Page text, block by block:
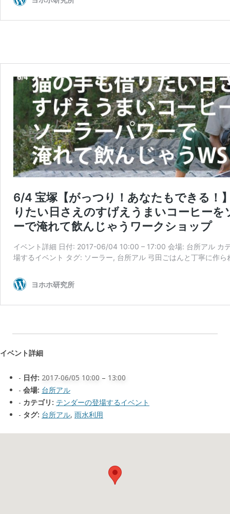
イベント詳細
日付: 2017-06/05 10:00 – 13:00
会場: 台所アル
カテゴリ: テンダーの登場するイベント
タグ: 台所アル, 雨水利用